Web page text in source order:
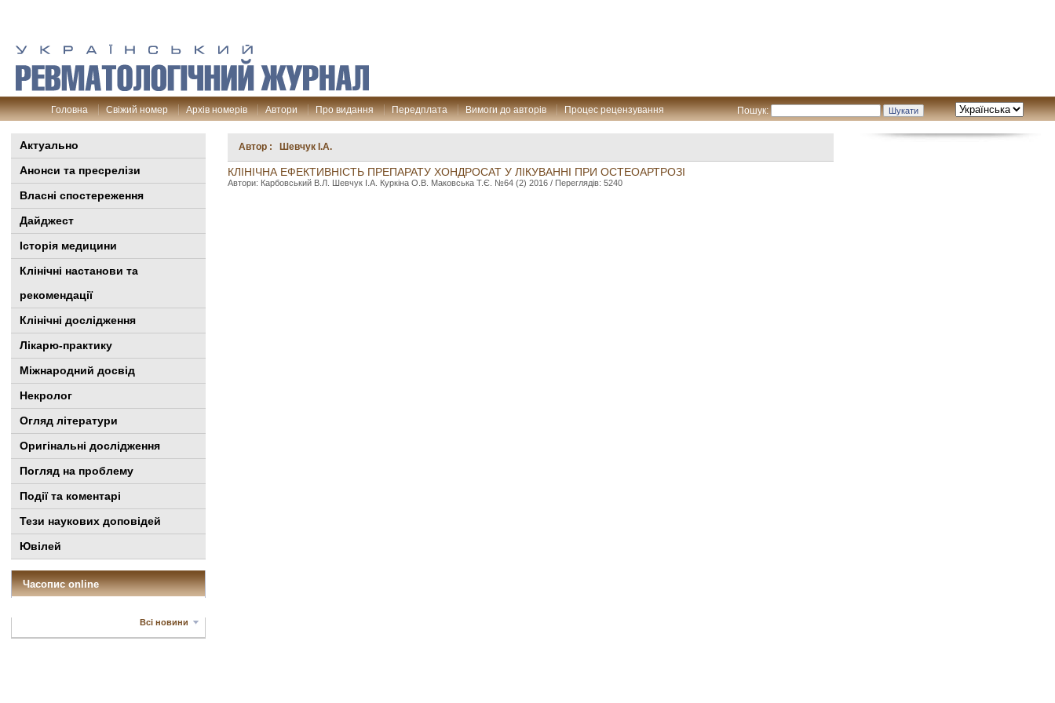
Пошук:
Головна Свіжий номер Архів номерів Автори Про видання Передплата Вимоги до авторів Процес рецензування
Актуально
Анонси та пресрелізи
Власні спостереження
Дайджест
Історія медицини
Клінiчні настанови та
рекомендації
Клінічні дослідження
Лікарю-практику
Міжнародний досвід
Некролог
Огляд літератури
Оригінальні дослідження
Погляд на проблему
Події та коментарі
Тези наукових доповідей
Ювілей
Часопис online
Всі новини
Автор : Шевчук І.А.
КЛІНІЧНА ЕФЕКТИВНІСТЬ ПРЕПАРАТУ ХОНДРОСАТ У ЛІКУВАННІ ПРИ ОСТЕОАРТРОЗІ
Автори: Карбовський В.Л. Шевчук І.А. Куркіна О.В. Маковська Т.Є. №64 (2) 2016 / Переглядів: 5240